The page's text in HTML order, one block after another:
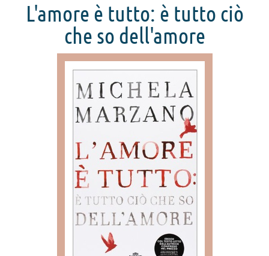
L'amore è tutto: è tutto ciò
che so dell'amore